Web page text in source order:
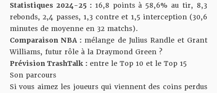
Statistiques 2024-25 : 16,8 points à 58,6% au tir, 8,3
rebonds, 2,4 passes, 1,3 contre et 1,5 interception (30,6
minutes de moyenne en 32 matchs).
Comparaison NBA : mélange de Julius Randle et Grant
Williams, futur rôle à la Draymond Green ?
Prévision TrashTalk : entre le Top 10 et le Top 15
Son parcours
Si vous aimez les joueurs qui viennent des coins perdus